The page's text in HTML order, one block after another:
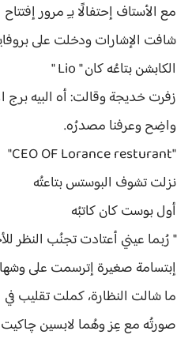
مع الأستاف إحتفالًا بـِ مرور
شافت الإشارات ودخلت على
الكابشن بتاعُه كان " Lio "
زفرت خديجة وقالت: أه البيه برج
واضِح وعرفنا مصدرُه.
"CEO OF Lorance resturant"
نزلت تشوف البوستس بتاعتُه
أول بوست كان كاتبُه
" رُبما عيني أعتادت تجنُب النظر
إبتسامة صغيرة إترسمت على
ما شالت النظارة، كملت تقليب
صورتُه مع عِز وهُما لابسين چاكيت